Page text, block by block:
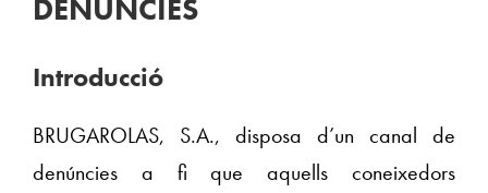
DENÚNCIES
Introducció
BRUGAROLAS, S.A., disposa d’un canal de
denúncies a fi que aquells coneixedors